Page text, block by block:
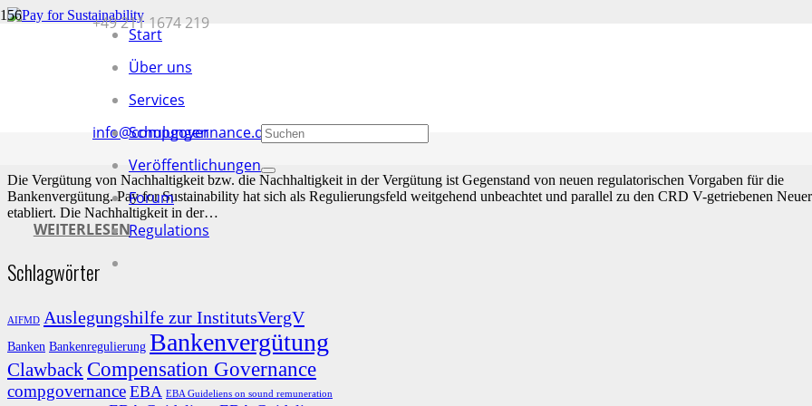
+49 211 1674 219
info@compgovernance.de
Start
Über uns
Services
Schulungen
Veröffentlichungen
Forum
Regulations
Pay for Sustainability
Bankenvergütung,Pay for Sustainability,Vergütungssysteme Banken
Die Vergütung von Nachhaltigkeit bzw. die Nachhaltigkeit in der Vergütung ist Gegenstand von neuen regulatorischen Vorgaben für die
Bankenvergütung. Pay for Sustainability hat sich als Regulierungsfeld weitgehend unbeachtet und parallel zu den CRD V-getriebenen
etabliert. Die Nachhaltigkeit in der…
WEITERLESEN
Schlagwörter
AIFMD Auslegungshilfe zur InstitutsVergV
Banken Bankenregulierung Bankenvergütung
Clawback Compensation Governance
compgovernance EBA EBA Guideliens on sound remuneration